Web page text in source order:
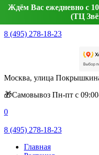
Ждём Вас ежедневно с
(ТЦ
8 (495) 278-18-23
Москва, улица
🎁Самовывоз Пн-пт с
0
8 (495) 278-18-23
Главная